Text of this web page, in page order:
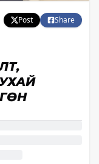
Post
Share